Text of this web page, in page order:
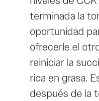
terminada la
oportunidad
ofrecerle el
reiniciar la
rica en grasa.
después de la